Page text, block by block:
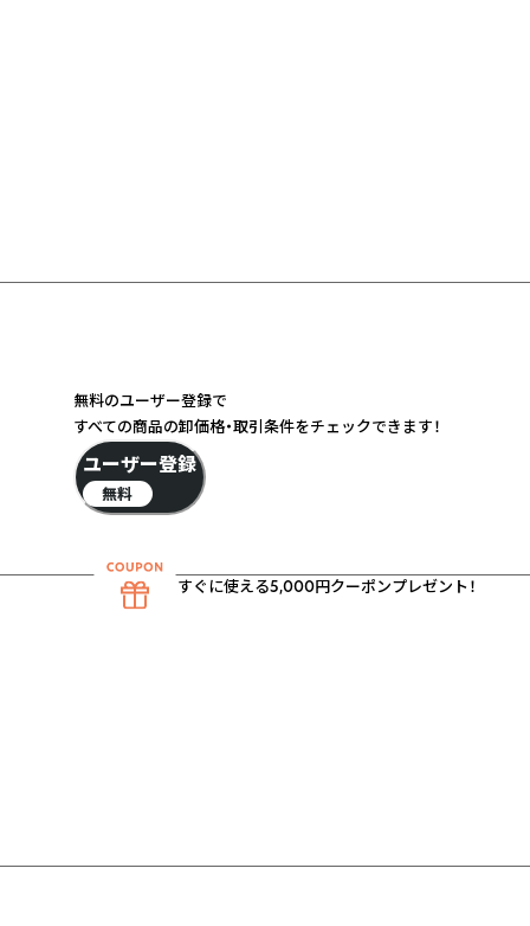
無料のユーザー登録で
すべての商品の卸価格・取引条件をチェックできます！
ユーザー登録
無料
すぐに使える5,000円クーポンプレゼント！